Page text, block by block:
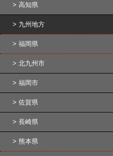
高知県
九州地方
福岡県
北九州市
福岡市
佐賀県
長崎県
熊本県